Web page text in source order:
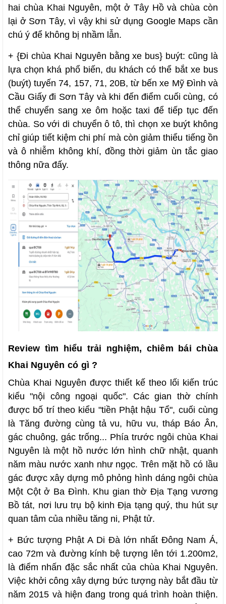
hai chùa Khai Nguyên, một ở Tây Hồ và chùa còn
lại ở Sơn Tây, vì vậy khi sử dụng Google Maps cần
chú ý để không bị nhầm lẫn.
+ {Đi chùa Khai Nguyên bằng xe bus} buýt: cũng là
lựa chọn khá phổ biến, du khách có thể bắt xe bus
(buýt) tuyến 74, 157, 71, 20B, từ bến xe Mỹ Đình và
Cầu Giấy đi Sơn Tây và khi đến điểm cuối cùng, có
thể chuyển sang xe ôm hoặc taxi để tiếp tục đến
chùa. So với di chuyển ô tô, thì chọn xe buýt không
chỉ giúp tiết kiệm chi phí mà còn giảm thiểu tiếng ồn
và ô nhiễm không khí, đồng thời giảm ùn tắc giao
thông nữa đấy.
Review tìm hiểu trải nghiệm, chiêm bái chùa
Khai Nguyên có gì ?
Chùa Khai Nguyên được thiết kế theo lối kiến trúc
kiểu "nội công ngoại quốc". Các gian thờ chính
được bố trí theo kiểu "tiền Phật hậu Tổ", cuối cùng
là Tăng đường cùng tả vu, hữu vu, tháp Báo Ân,
gác chuông, gác trống... Phía trước ngôi chùa Khai
Nguyên là một hồ nước lớn hình chữ nhật, quanh
năm màu nước xanh như ngọc. Trên mặt hồ có lầu
gác được xây dựng mô phỏng hình dáng ngôi chùa
Một Cột ở Ba Đình. Khu gian thờ Địa Tạng vương
Bồ tát, nơi lưu trụ bộ kinh Địa tạng quý, thu hút sự
quan tâm của nhiều tăng ni, Phật tử.
+ Bức tượng Phật A Di Đà lớn nhất Đông Nam Á,
cao 72m và đường kính bệ tượng lên tới 1.200m2,
là điểm nhấn đặc sắc nhất của chùa Khai Nguyên.
Việc khởi công xây dựng bức tượng này bắt đầu từ
năm 2015 và hiện đang trong quá trình hoàn thiện.